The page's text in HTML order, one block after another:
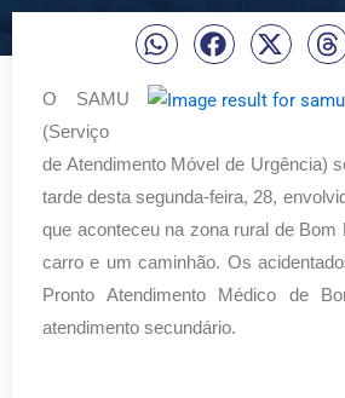
O SAMU
(Serviço
de Atendimento Móvel de Urgência)
tarde desta segunda-feira, 28,
que aconteceu na zona rural de Bom
carro e um caminhão. Os
Pronto Atendimento Médico de
atendimento secundário.